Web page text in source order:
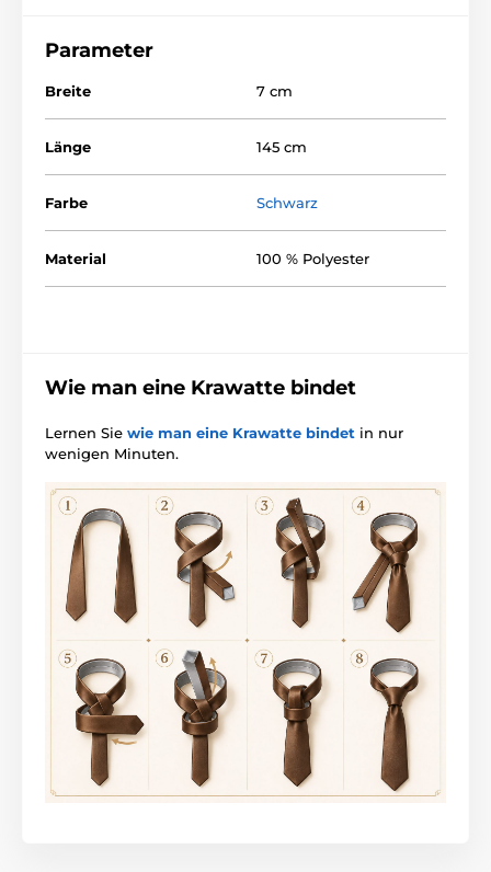
Parameter
Breite 7 cm
Länge 145 cm
Farbe Schwarz
Material 100 % Polyester
Wie man eine Krawatte bindet
Lernen Sie wie man eine Krawatte bindet in nur
wenigen Minuten.